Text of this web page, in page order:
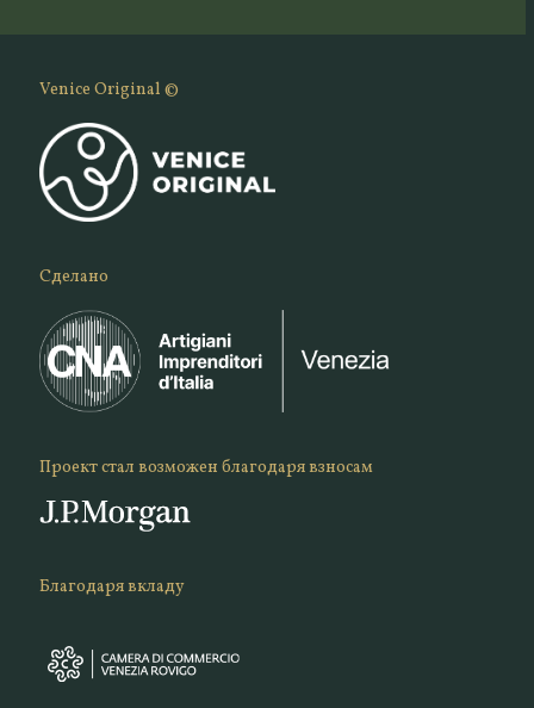
Venice Original ©
Сделано
Проект стал возможен благодаря взносам
Благодаря вкладу